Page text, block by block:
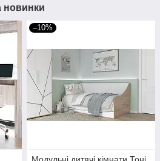
новинки
–10%